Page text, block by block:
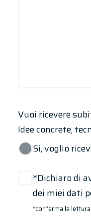
Vuoi ricevere
Idee concrete,
Si, voglio
*Dichiaro di
dei miei dati
*conferma la